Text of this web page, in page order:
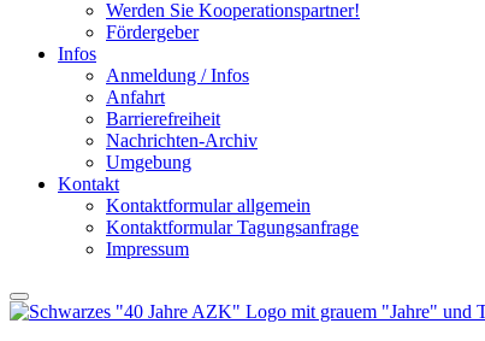
Werden Sie Kooperationspartner!
Fördergeber
Infos
Anmeldung / Infos
Anfahrt
Barrierefreiheit
Nachrichten-Archiv
Umgebung
Kontakt
Kontaktformular allgemein
Kontaktformular Tagungsanfrage
Impressum